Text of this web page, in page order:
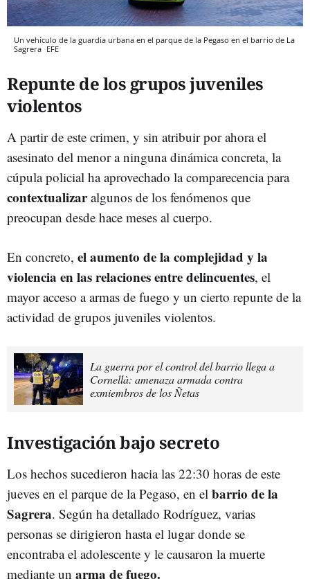
Un vehículo de la guardia urbana en el parque de la Pegaso en el barrio de La
Sagrera EFE
Repunte de los grupos juveniles
violentos
A partir de este crimen, y sin atribuir por ahora el
asesinato del menor a ninguna dinámica concreta, la
cúpula policial ha aprovechado la comparecencia para
contextualizaralgunos de los fenómenos que
preocupan desde hace meses al cuerpo.
En concreto, el aumento de la complejidad y la
violencia en las relaciones entre delincuentes, el
mayor acceso a armas de fuego y un cierto repunte de la
actividad de grupos juveniles violentos.
La guerra por el control del barrio llega a
Cornellà: amenaza armada contra
exmiembros de los Ñetas
Investigación bajo secreto
Los hechos sucedieron hacia las 22:30 horas de este
jueves en el parque de la Pegaso, en el barrio de la
Sagrera. Según ha detallado Rodríguez, varias
personas se dirigieron hasta el lugar donde se
encontraba el adolescente y le causaron la muerte
mediante un arma de fuego.